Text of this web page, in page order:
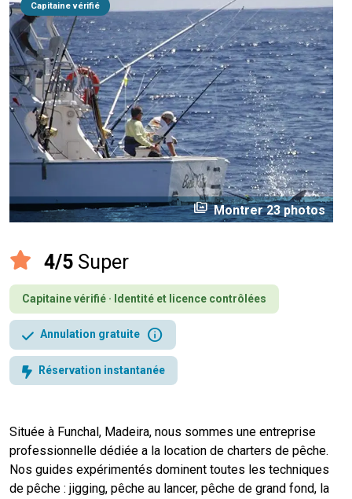
Capitaine vérifié
perm_media Montrer 23 photos
4/5 Super
Capitaine vérifié · Identité et licence contrôlées
Annulation gratuite info
Réservation instantanée
Située à Funchal, Madeira, nous sommes une entreprise
professionnelle dédiée a la location de charters de pêche.
Nos guides expérimentés dominent toutes les techniques
de pêche : jigging, pêche au lancer, pêche de grand fond, la